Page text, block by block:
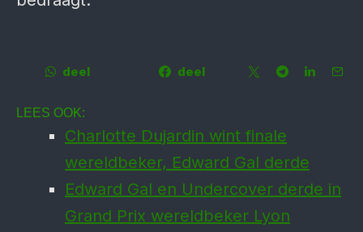
deel deel
LEES OOK:
Charlotte Dujardin wint finale
wereldbeker, Edward Gal derde
Edward Gal en Undercover derde in
Grand Prix wereldbeker Lyon